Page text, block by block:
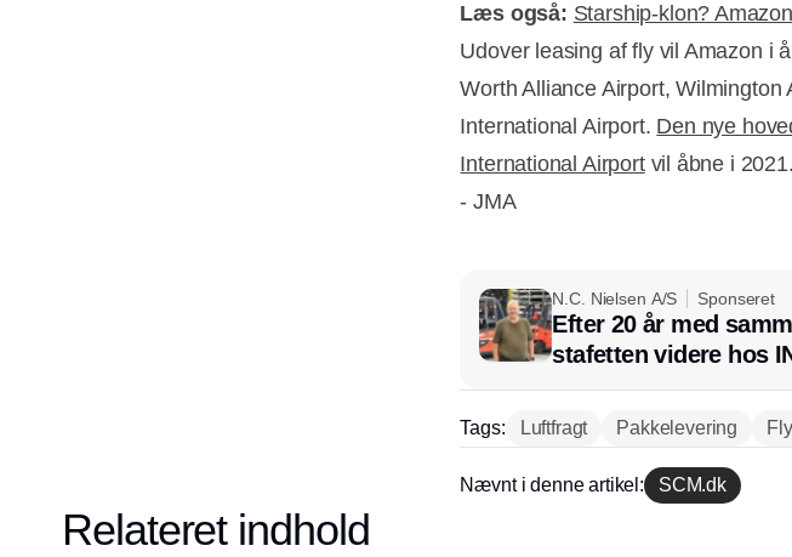
Læs også: Starship-klon?
Udover leasing af fly vil Amazon i
Worth Alliance Airport, Wilmington
International Airport. Den nye
International Airportvil åbne i 2021.
- JMA
N.C. Nielsen A/S Sponseret
Efter 20 år med
stafetten videre hos
Tags: Luftfragt Pakkelevering Fly
Nævnt i denne artikel: SCM.dk
Relateret indhold